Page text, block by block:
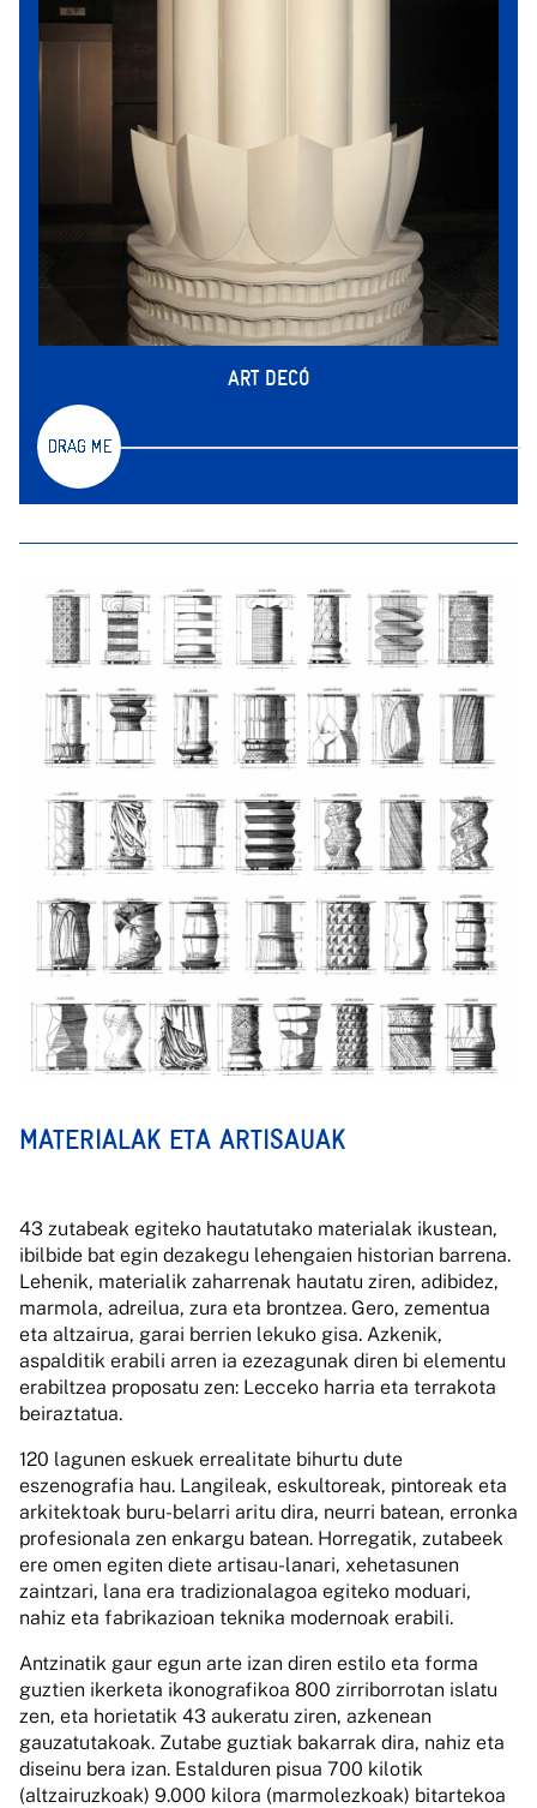
ART DECÓ
MATERIALAK ETA ARTISAUAK
43 zutabeak egiteko hautatutako materialak ikustean,
ibilbide bat egin dezakegu lehengaien historian barrena.
Lehenik, materialik zaharrenak hautatu ziren, adibidez,
marmola, adreilua, zura eta brontzea. Gero, zementua
eta altzairua, garai berrien lekuko gisa. Azkenik,
aspalditik erabili arren ia ezezagunak diren bi elementu
erabiltzea proposatu zen: Lecceko harria eta terrakota
beiraztatua.
120 lagunen eskuek errealitate bihurtu dute
eszenografia hau. Langileak, eskultoreak, pintoreak eta
arkitektoak buru-belarri aritu dira, neurri batean, erronka
profesionala zen enkargu batean. Horregatik, zutabeek
ere omen egiten diete artisau-lanari, xehetasunen
zaintzari, lana era tradizionalagoa egiteko moduari,
nahiz eta fabrikazioan teknika modernoak erabili.
Antzinatik gaur egun arte izan diren estilo eta forma
guztien ikerketa ikonografikoa 800 zirriborrotan islatu
zen, eta horietatik 43 aukeratu ziren, azkenean
gauzatutakoak. Zutabe guztiak bakarrak dira, nahiz eta
diseinu bera izan. Estalduren pisua 700 kilotik
(altzairuzkoak) 9.000 kilora (marmolezkoak) bitartekoa